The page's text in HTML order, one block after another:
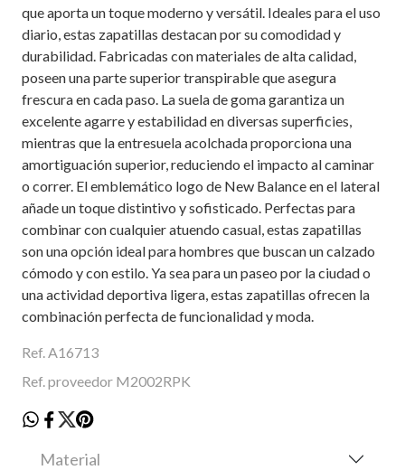
que aporta un toque moderno y versátil. Ideales para el uso
diario, estas zapatillas destacan por su comodidad y
durabilidad. Fabricadas con materiales de alta calidad,
poseen una parte superior transpirable que asegura
frescura en cada paso. La suela de goma garantiza un
excelente agarre y estabilidad en diversas superficies,
mientras que la entresuela acolchada proporciona una
amortiguación superior, reduciendo el impacto al caminar
o correr. El emblemático logo de New Balance en el lateral
añade un toque distintivo y sofisticado. Perfectas para
combinar con cualquier atuendo casual, estas zapatillas
son una opción ideal para hombres que buscan un calzado
cómodo y con estilo. Ya sea para un paseo por la ciudad o
una actividad deportiva ligera, estas zapatillas ofrecen la
combinación perfecta de funcionalidad y moda.
Ref. A16713
Ref. proveedor M2002RPK
Material